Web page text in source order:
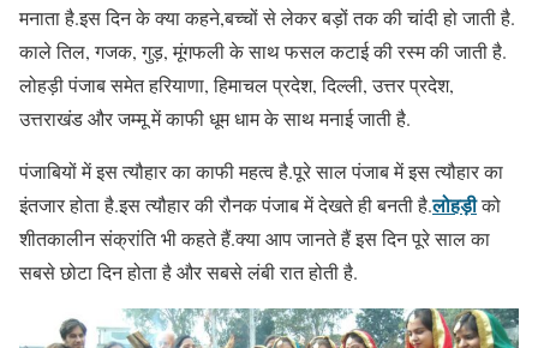
मनाता है.इस दिन के क्या कहने,बच्चों से लेकर बड़ों तक की चांदी हो जाती है.
काले तिल, गजक, गुड़, मूंगफली के साथ फसल कटाई की रस्म की जाती है.
लोहड़ी पंजाब समेत हरियाणा, हिमाचल प्रदेश, दिल्ली, उत्तर प्रदेश,
उत्तराखंड और जम्मू में काफी धूम धाम के साथ मनाई जाती है.
पंजाबियों में इस त्यौहार का काफी महत्व है.पूरे साल पंजाब में इस त्यौहार का
इंतजार होता है.इस त्यौहार की रौनक पंजाब में देखते ही बनती है.लोहड़ीको
शीतकालीन संक्रांति भी कहते हैं.क्या आप जानते हैं इस दिन पूरे साल का
सबसे छोटा दिन होता है और सबसे लंबी रात होती है.